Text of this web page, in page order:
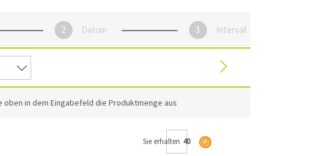
Datum Intervall
oben in dem Eingabefeld die Produktmenge aus
Sie erhalten 40